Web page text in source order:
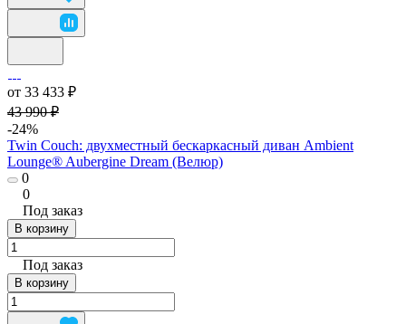
от 33 433 ₽
43 990 ₽
-24%
Twin Couch: двухместный бескаркасный диван Ambient
Lounge® Aubergine Dream (Велюр)
0
0
Под заказ
В корзину
Под заказ
В корзину